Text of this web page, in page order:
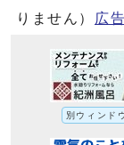
りません）
広
別ウィンド